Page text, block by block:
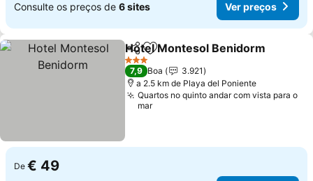
Consulte os preços de 6 sites Ver preços
PartilharAdicionar aos favoritos
Hotel Montesol Benidorm
3 Estrelas
7,9 Boa
3.921
a 2.5 km de Playa del Poniente
Quartos no quinto andar com vista para o
mar
De € 49